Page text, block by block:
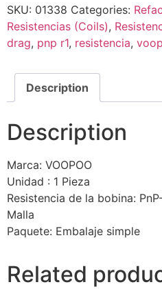
SKU: 01338 Categories:
Resistencias (Coils),
drag, pnp r1, resistencia,
Description
Description
Marca: VOOPOO
Unidad : 1 Pieza
Resistencia de la bobina:
Malla
Paquete: Embalaje simple
Related